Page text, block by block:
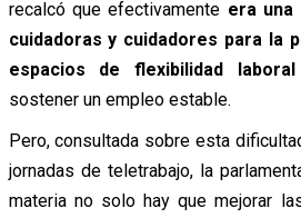
recalcó que efectivamente era una
cuidadoras y cuidadores para la
espacios de flexibilidad laboral
sostener un empleo estable.
Pero, consultada sobre esta
jornadas de teletrabajo, la
materia no solo hay que mejorar